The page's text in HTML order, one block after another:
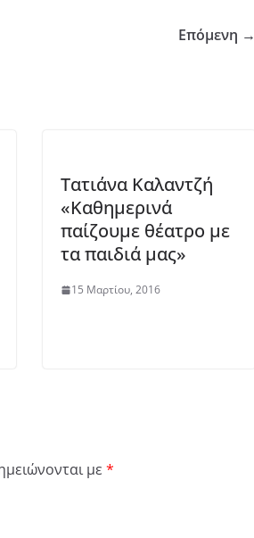
Επόμενη →
Τατιάνα Καλαντζή
«Καθημερινά
παίζουμε θέατρο με
τα παιδιά μας»
15 Μαρτίου, 2016
με *